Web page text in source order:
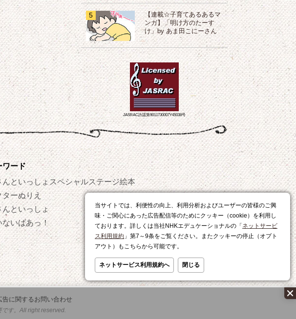
当サイトでは、利便性の向上、利用分析およびユーザーの皆様のご興
味・ご関心にあった広告配信等のためにクッキー（cookie）を利用し
ております。詳しくは当社NHKエデュケーショナルの「 ネットサービ
ス利用規約 」第7～9条をご覧ください。またクッキーの停止（オプト
アウト）もこちらから可能です。
ネットサービス利用規約へ 閉じる
5
【連載☆子育てあるあるマ
ンガ】「明け方のたーす
け」by あま田こにーさん
JASRAC許諾第9011730007Y45038号
ワード
んといっしょスペシャルステージ
ターぬりえ
んといっしょ
ないばあっ！
絵本
おやつ
レシピ
告に関するお問い合わせ
す。All right reserved.